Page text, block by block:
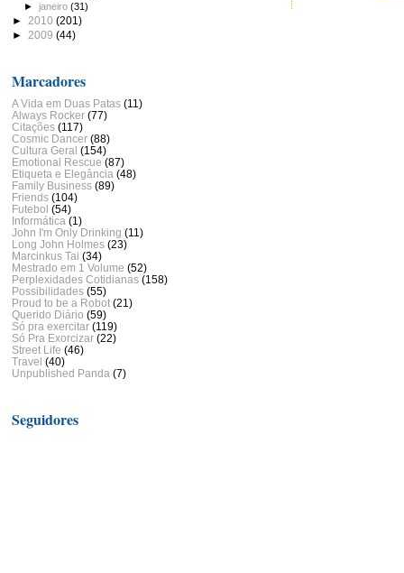
►janeiro(31)
► 2010 (201)
► 2009 (44)
Marcadores
A Vida em Duas Patas (11)
Always Rocker (77)
Citações (117)
Cosmic Dancer (88)
Cultura Geral (154)
Emotional Rescue (87)
Etiqueta e Elegância (48)
Family Business (89)
Friends (104)
Futebol (54)
Informática (1)
John I'm Only Drinking (11)
Long John Holmes (23)
Marcinkus Tai (34)
Mestrado em 1 Volume (52)
Perplexidades Cotidianas (158)
Possibilidades (55)
Proud to be a Robot (21)
Querido Diário (59)
Só pra exercitar (119)
Só Pra Exorcizar (22)
Street Life (46)
Travel (40)
Unpublished Panda (7)
Seguidores